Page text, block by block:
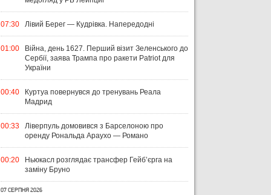
07:30 Лівий Берег — Кудрівка. Напередодні
01:00
Війна, день 1627. Перший візит Зеленського до
Сербії, заява Трампа про ракети Patriot для
України
00:40
Куртуа повернувся до тренувань Реала
Мадрид
00:33
Ліверпуль домовився з Барселоною про
оренду Рональда Араухо — Романо
00:20
Ньюкасл розглядає трансфер Гейб’єрга на
заміну Бруно
07 СЕРПНЯ 2026